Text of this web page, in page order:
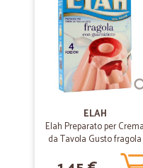
—
Con voi mi sono trovata
Con voi mi sono trovata molto
—Gennaro
perfetto
ELAH
Elah Preparato per Crema
da Tavola Gusto fragola
con guarnizione 95 g